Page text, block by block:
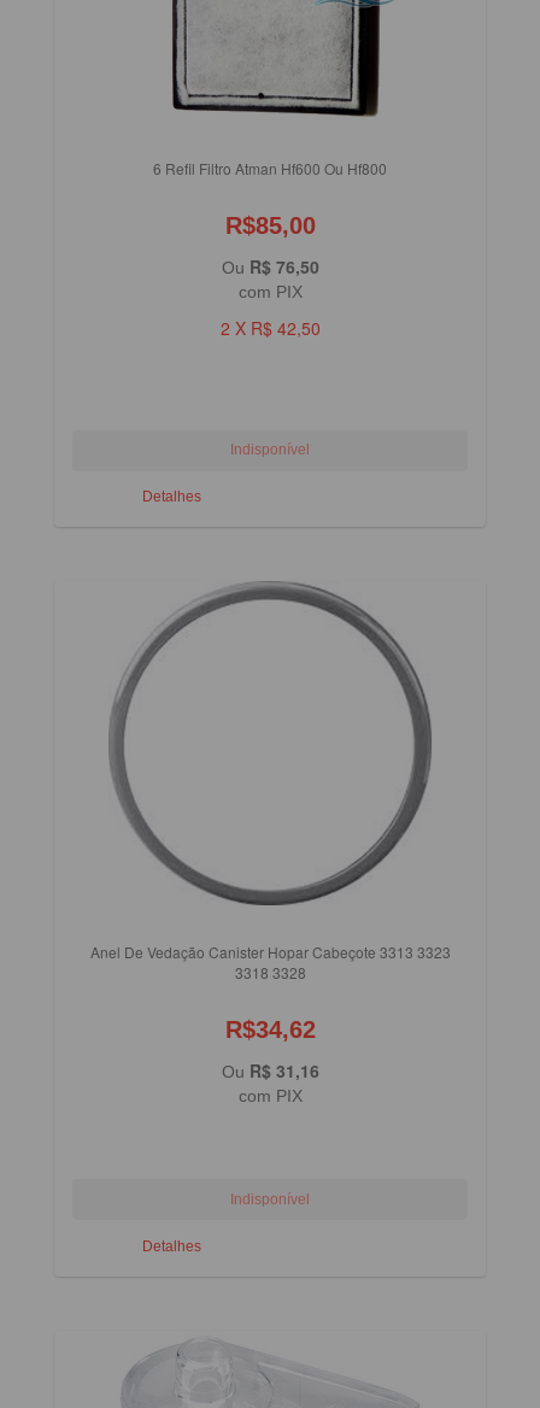
6 Refil Filtro Atman Hf600 Ou Hf800
R$85,00
Ou R$ 76,50
com PIX
2 X R$ 42,50
Detalhes
Anel De Vedação Canister Hopar Cabeçote 3313 3323
3318 3328
R$34,62
Ou R$ 31,16
com PIX
Detalhes